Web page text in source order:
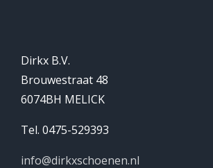
Dirkx B.V.
Brouwestraat 48
6074BH MELICK
Tel. 0475-529393
info@dirkxschoenen.nl